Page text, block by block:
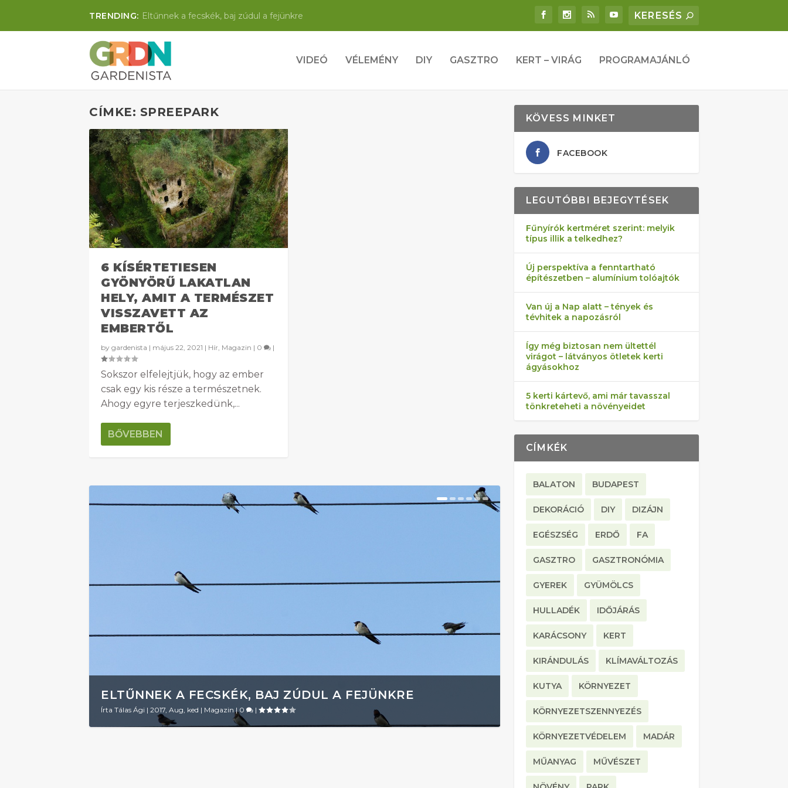
TRENDING: Eltűnnek a fecskék, baj zúdul a fejünkre
VIDEÓ VÉLEMÉNY DIY GASZTRO KERT – VIRÁG PROGRAMAJÁNLÓ
CÍMKE: SPREEPARK
6 KÍSÉRTETIESEN
GYÖNYÖRŰ LAKATLAN
HELY, AMIT A TERMÉSZET
VISSZAVETT AZ
EMBERTŐL
by gardenista | május 22, 2021 | Hír Magazin | 0 |
Sokszor elfelejtjük, hogy az ember
csak egy kis része a természetnek.
Ahogy egyre terjeszkedünk,...
BŐVEBBEN
ELTŰNNEK A FECSKÉK, BAJ ZÚDUL A FEJÜNKRE
Írta Tálas Ági | 2017, Aug, ked | Magazin |0 |
KÖVESS MINKET
FACEBOOK
LEGUTÓBBI BEJEGYTÉSEK
Fűnyírók kertméret szerint: melyik
típus illik a telkedhez?
Új perspektíva a fenntartható
építészetben – alumínium tolóajtók
Van új a Nap alatt – tények és
tévhitek a napozásról
Így még biztosan nem ültettél
virágot – látványos ötletek kerti
ágyásokhoz
5 kerti kártevő, ami már tavasszal
tönkreteheti a növényeidet
CÍMKÉK
BALATON BUDAPEST
DEKORÁCIÓ DIY DIZÁJN
EGÉSZSÉG ERDŐ FA
GASZTRO GASZTRONÓMIA
GYEREK GYÜMÖLCS
HULLADÉK IDŐJÁRÁS
KARÁCSONY KERT
KIRÁNDULÁS KLÍMAVÁLTOZÁS
KUTYA KÖRNYEZET
KÖRNYEZETSZENNYEZÉS
KÖRNYEZETVÉDELEM MADÁR
MŰANYAG MŰVÉSZET